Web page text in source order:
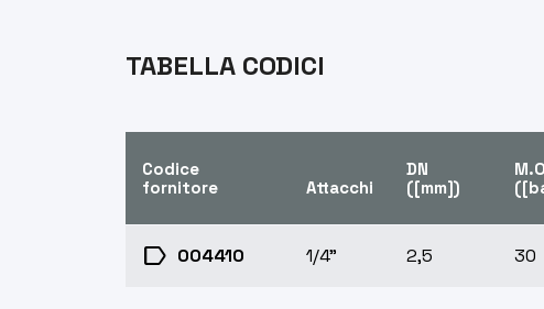
TABELLA CODICI
Codice
fornitore
Attacchi
DN
([mm])
label 004410 1/4” 2,5 30